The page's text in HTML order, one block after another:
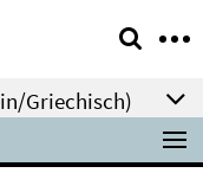
Griechisch)